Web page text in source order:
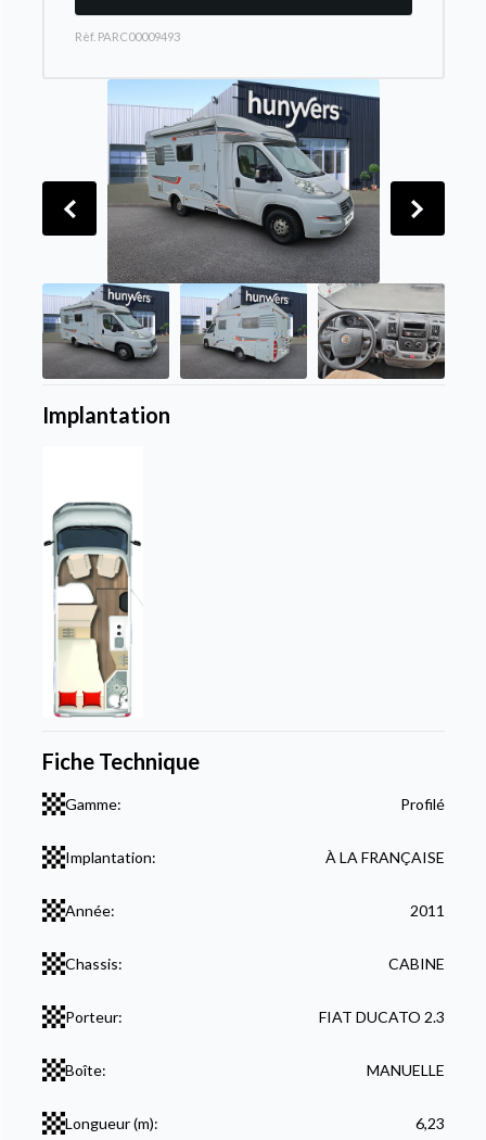
Rèf. PARC00009493
Implantation
Fiche Technique
Gamme: Profilé
Implantation: À LA FRANÇAISE
Année: 2011
Chassis: CABINE
Porteur: FIAT DUCATO 2.3
Boîte: MANUELLE
Longueur (m): 6,23